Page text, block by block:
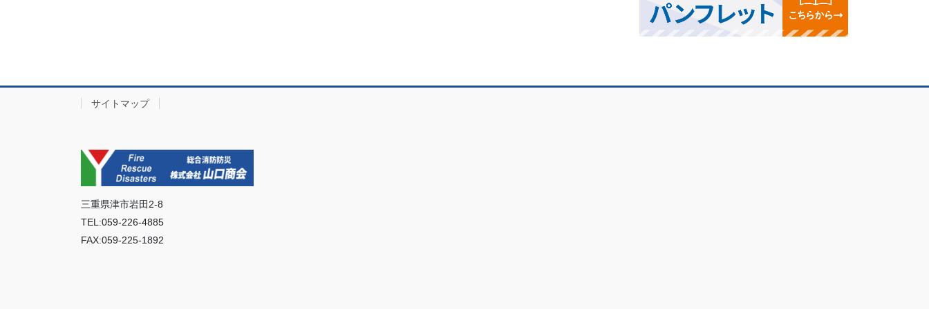
サイトマップ
三重県津市岩田2-8
TEL:059-226-4885
FAX:059-225-1892